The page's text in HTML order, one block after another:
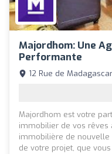
Majordhom: Une
Performante
12 Rue de
Majordhom est votre
immobilier de vos rêves
immobilière de
de votre projet, que vous